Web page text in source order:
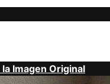
Imagen Original